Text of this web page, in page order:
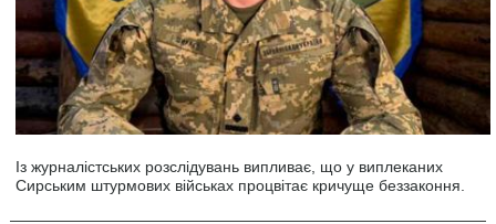
Із журналістських розслідувань випливає, що у виплеканих
Сирським штурмових військах процвітає кричуще беззаконня.